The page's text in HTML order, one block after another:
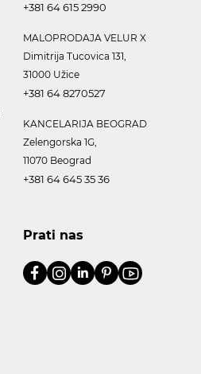
+381 64 615 2990
MALOPRODAJA VELUR X
Dimitrija Tucovica 131,
31000 Užice
+381 64 8270527
KANCELARIJA BEOGRAD
Zelengorska 1G,
11070 Beograd
+381 64 645 35 36
Prati nas